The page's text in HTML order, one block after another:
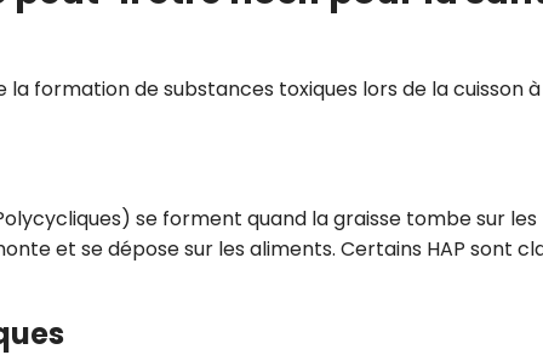
formation de substances toxiques lors de la cuisson à
se forment quand la graisse tombe sur les
et se dépose sur les aliments. Certains HAP sont